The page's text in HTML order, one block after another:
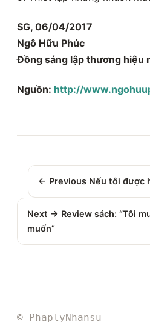
SG, 06/04/2017
Ngô Hữu Phúc
Đồng sáng lập thương hiệu
Nguồn: http://
← Previous Nếu tôi được
Next → Review sách: “Tôi
muốn”
© PhaplyNhansu